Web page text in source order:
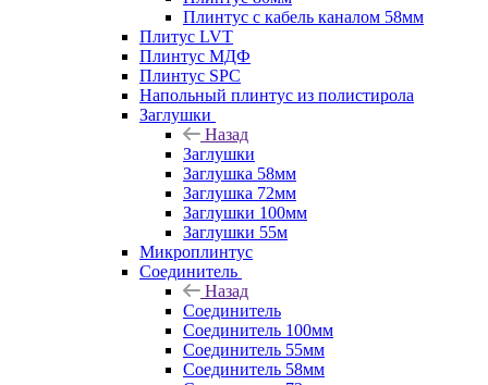
Плинтус с кабель каналом 58мм
Плитус LVT
Плинтус МДФ
Плинтус SPC
Напольный плинтус из полистирола
Заглушки
Назад
Заглушки
Заглушка 58мм
Заглушка 72мм
Заглушки 100мм
Заглушки 55м
Микроплинтус
Соединитель
Назад
Соединитель
Соединитель 100мм
Соединитель 55мм
Соединитель 58мм